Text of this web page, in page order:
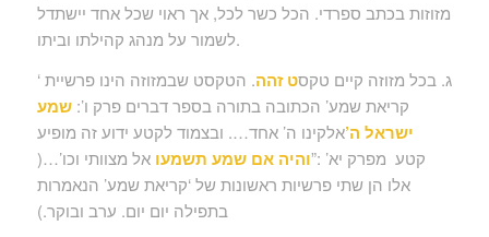
מזוזות בכתב ספרדי. הכל כשר לכל, אך ראוי שכל אחד יישתדל
לשמור על מנהג קהילתו וביתו.
ג. בכל מזוזה קיים טקסט זהה. הטקסט שבמזוזה הינו פרשיית ‘
קריאת שמע’ הכתובה בתורה בספר דברים פרק ו’: שמע
ישראל ה’אלקינו ה’ אחד…. ובצמוד לקטע ידוע זה מופיע
קטע מפרק יא’ :”והיה אם שמע תשמעו אל מצוותי וכו’…(
אלו הן שתי פרשיות ראשונות של ‘קריאת שמע’ הנאמרות
בתפילה יום יום. ערב ובוקר.)